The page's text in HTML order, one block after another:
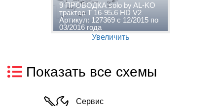
9 ПРОВОДКА solo by AL-KO
трактор T 16-95.6 HD V2
Артикул: 127369 с 12/2015 по
03/2016 года
Увеличить
Показать все схемы
Сервис